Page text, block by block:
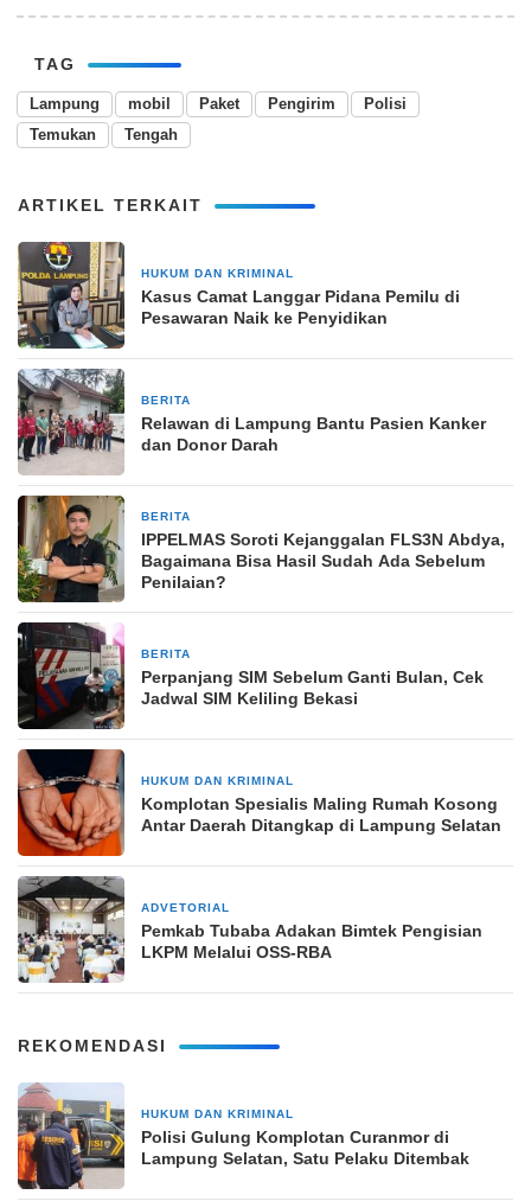
TAG
Lampung mobil Paket Pengirim
Polisi
Temukan
Tengah
ARTIKEL TERKAIT
HUKUM DAN KRIMINAL
Kasus Camat Langgar Pidana Pemilu di
Pesawaran Naik ke Penyidikan
BERITA
Relawan di Lampung Bantu Pasien Kanker
dan Donor Darah
BERITA
IPPELMAS Soroti Kejanggalan FLS3N Abdya,
Bagaimana Bisa Hasil Sudah Ada Sebelum
Penilaian?
BERITA
Perpanjang SIM Sebelum Ganti Bulan, Cek
Jadwal SIM Keliling Bekasi
HUKUM DAN KRIMINAL
Komplotan Spesialis Maling Rumah Kosong
Antar Daerah Ditangkap di Lampung Selatan
ADVETORIAL
Pemkab Tubaba Adakan Bimtek Pengisian
LKPM Melalui OSS-RBA
REKOMENDASI
HUKUM DAN KRIMINAL
Polisi Gulung Komplotan Curanmor di
Lampung Selatan, Satu Pelaku Ditembak